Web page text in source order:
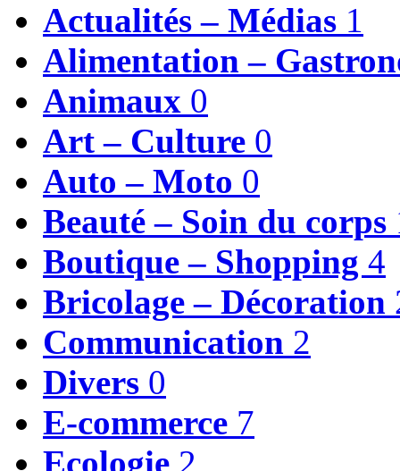
Actualités – Médias 1
Alimentation –
Animaux 0
Art – Culture 0
Auto – Moto 0
Beauté – Soin du corps
Boutique – Shopping 4
Bricolage – Décoration
Communication 2
Divers 0
E-commerce 7
Ecologie 2